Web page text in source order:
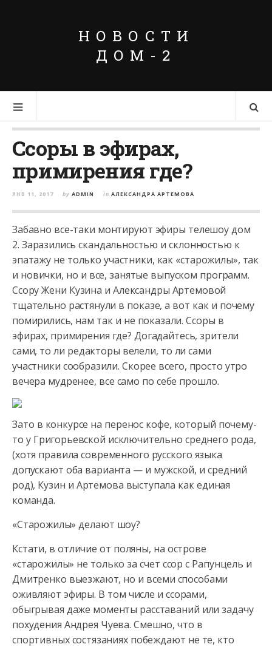
НОВОСТИ
ДОМ-2
Ссоры в эфирах,
примирения где?
ЯНВ 11, 2017 by ADMIN in АЛЕКСАНДРА АРТЕМОВА
Забавно все-таки монтируют эфиры телешоу дом
2. Заразились скандальностью и склонностью к
эпатажу не только участники, как «старожилы», так
и новички, но и все, занятые выпуском программ.
Ссору Жени Кузина и Александры Артемовой
тщательно растянули в показе, а вот как и почему
помирились, нам так и не показали. Ссоры в
эфирах, примирения где? Догадайтесь, зрители
сами, то ли редакторы велели, то ли сами
участники сообразили. Скорее всего, просто утро
вечера мудренее, все само по себе прошло.
Зато в конкурсе на перенос кофе, который почему-
то у Григорьевской исключительно среднего рода,
(хотя правила современного русского языка
допускают оба варианта — и мужской, и средний
род), Кузин и Артемова выступала как единая
команда.
«Старожилы» делают шоу?
Кстати, в отличие от поляны, на острове
«старожилы» не только за счет ссор с Рапунцель и
Дмитренко выезжают, но и всеми способами
оживляют эфиры. В том числе и ссорами,
обыгрывая даже моменты расставаний или задачу
похудения Андрея Чуева. Смешно, что в
спортивных состязаниях побеждают не те, кто